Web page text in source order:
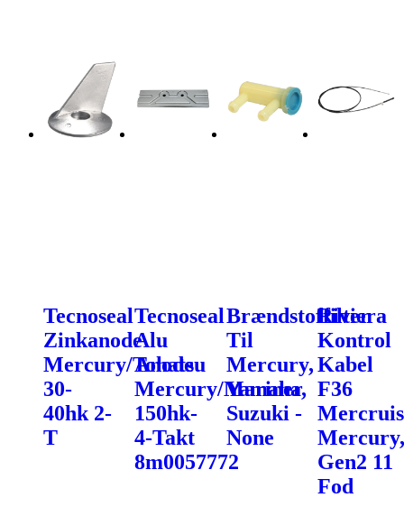
Tecnoseal
Zinkanode
Mercury/Tohatsu
30-
40hk 2-
T
Tecnoseal
Alu
Anode
Mercury/Mariner
150hk-
4-Takt
8m0057772
Brændstoffilter
Til
Mercury,
Yamaha,
Suzuki -
None
Riviera
Kontrol
Kabel
F36
Mercury,
Gen2 11
Fod